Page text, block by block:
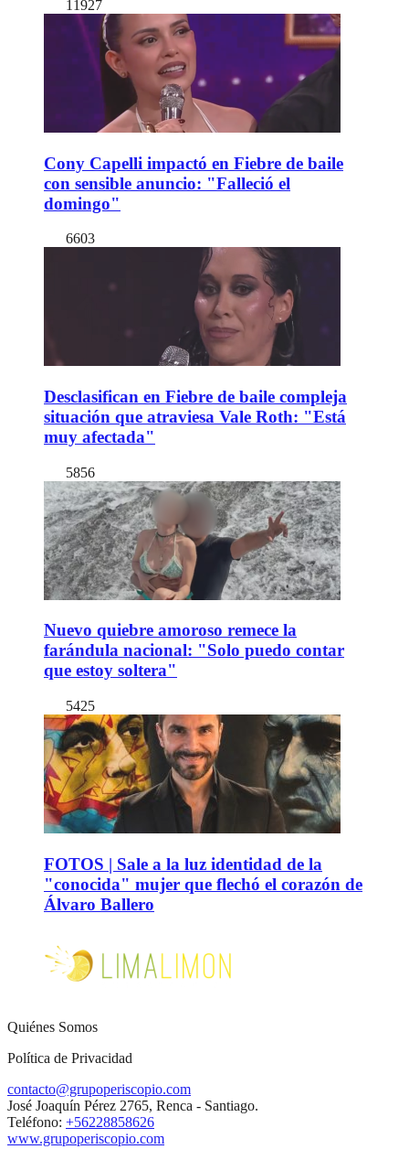
11927
Cony Capelli impactó en Fiebre de baile
con sensible anuncio: "Falleció el
domingo"
6603
Desclasifican en Fiebre de baile compleja
situación que atraviesa Vale Roth: "Está
muy afectada"
5856
Nuevo quiebre amoroso remece la
farándula nacional: "Solo puedo contar
que estoy soltera"
5425
FOTOS | Sale a la luz identidad de la
"conocida" mujer que flechó el corazón de
Álvaro Ballero
Quiénes Somos
Política de Privacidad
contacto@grupoperiscopio.com
José Joaquín Pérez 2765, Renca - Santiago.
Teléfono: +56228858626
www.grupoperiscopio.com